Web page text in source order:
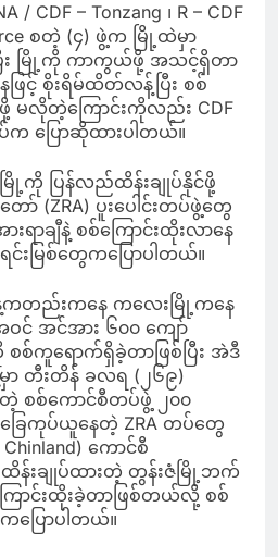
– Tonzang ၊ R – CDF
စတဲ့ (၄) ဖွဲ့က မြို့ထဲမှာ
း မြို့ကို ကာကွယ်ဖို့ အသင့်ရှိတာ
ြင့် စိုးရိမ်ထိတ်လန့်ပြီး စစ်
မလိုတဲ့ကြောင်းကိုလည်း CDF
ပ်က ပြောဆိုထားပါတယ်။
ြို့ကို ပြန်လည်ထိန်းချုပ်နိုင်ဖို့
ာ် (ZRA) ပူးပေါင်းတပ်ဖွဲ့တွေ
ာချီနဲ့ စစ်ကြောင်းထိုးလာနေ
မြစ်တွေကပြောပါတယ်။
ကတည်းကနေ ကလေးမြို့ကနေ
င် အင်အား ၆၀၀ ကျော်
စ်ကူရောက်ရှိခဲ့တာဖြစ်ပြီး အဲဒီ
ာ တီးတိန် ခလရ (၂၆၉)
စစ်ကောင်စီတပ်ဖွဲ့ ၂၀၀
ခြေကုပ်ယူနေတဲ့ ZRA တပ်တွေ
Chinland) ကောင်စီ
းချုပ်ထားတဲ့ တွန်းဇံမြို့ဘက်
ောင်းထိုးခဲ့တာဖြစ်တယ်လို့ စစ်
ပြောပါတယ်။